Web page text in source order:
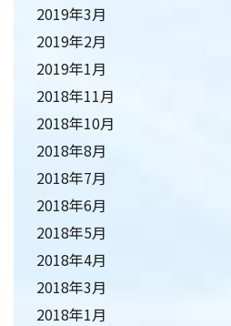
2019年3月
2019年2月
2019年1月
2018年11月
2018年10月
2018年8月
2018年7月
2018年6月
2018年5月
2018年4月
2018年3月
2018年1月